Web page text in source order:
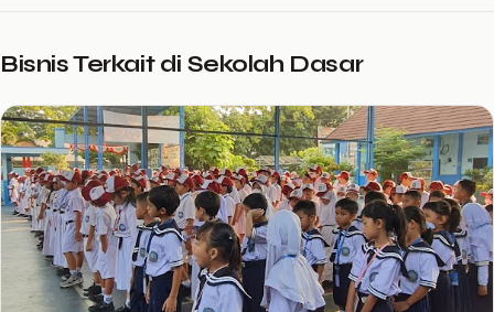
Bisnis Terkait di Sekolah Dasar